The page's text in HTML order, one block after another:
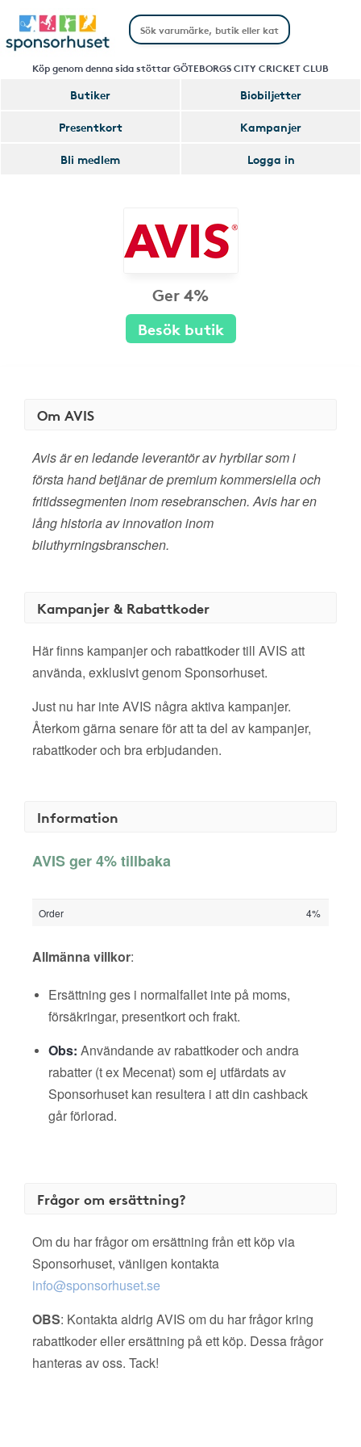
Köp genom denna sida stöttar GÖTEBORGS CITY CRICKET CLUB
Butiker
Biobiljetter
Presentkort
Kampanjer
Bli medlem
Logga in
Ger 4%
Besök butik
Om AVIS
Avis är en ledande leverantör av hyrbilar som i
första hand betjänar de premium kommersiella och
fritidssegmenten inom resebranschen. Avis har en
lång historia av innovation inom
biluthyrningsbranschen.
Kampanjer & Rabattkoder
Här finns kampanjer och rabattkoder till AVIS att
använda, exklusivt genom Sponsorhuset.
Just nu har inte AVIS några aktiva kampanjer.
Återkom gärna senare för att ta del av kampanjer,
rabattkoder och bra erbjudanden.
Information
AVIS ger 4% tillbaka
Order 4%
Allmänna villkor:
Ersättning ges i normalfallet inte på moms,
försäkringar, presentkort och frakt.
Obs: Användande av rabattkoder och andra
rabatter (t ex Mecenat) som ej utfärdats av
Sponsorhuset kan resultera i att din cashback
går förlorad.
Frågor om ersättning?
Om du har frågor om ersättning från ett köp via
Sponsorhuset, vänligen kontakta
info@sponsorhuset.se
OBS: Kontakta aldrig AVIS om du har frågor kring
rabattkoder eller ersättning på ett köp. Dessa frågor
hanteras av oss. Tack!